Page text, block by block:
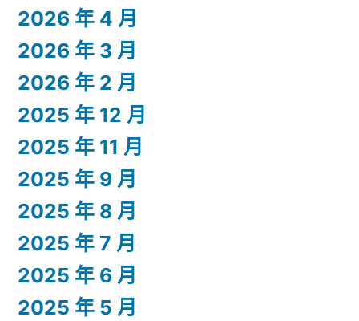
2026 年 4 月
2026 年 3 月
2026 年 2 月
2025 年 12 月
2025 年 11 月
2025 年 9 月
2025 年 8 月
2025 年 7 月
2025 年 6 月
2025 年 5 月